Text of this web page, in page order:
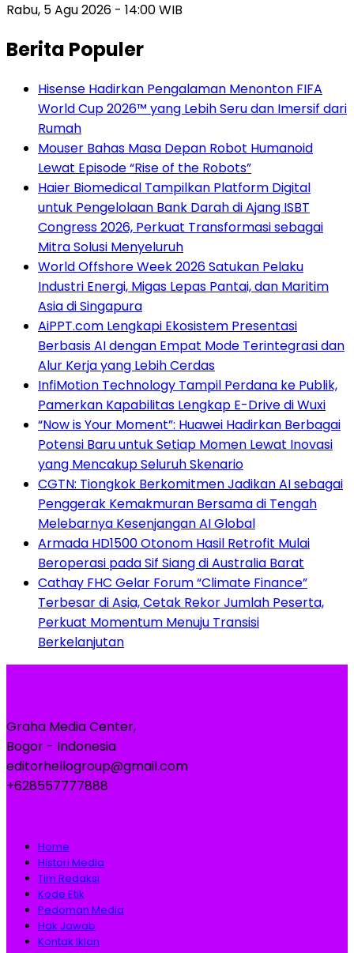
Rabu, 5 Agu 2026 - 14:00 WIB
Berita Populer
Hisense Hadirkan Pengalaman Menonton FIFA
World Cup 2026™ yang Lebih Seru dan Imersif dari
Rumah
Mouser Bahas Masa Depan Robot Humanoid
Lewat Episode “Rise of the Robots”
Haier Biomedical Tampilkan Platform Digital
untuk Pengelolaan Bank Darah di Ajang ISBT
Congress 2026, Perkuat Transformasi sebagai
Mitra Solusi Menyeluruh
World Offshore Week 2026 Satukan Pelaku
Industri Energi, Migas Lepas Pantai, dan Maritim
Asia di Singapura
AiPPT.com Lengkapi Ekosistem Presentasi
Berbasis AI dengan Empat Mode Terintegrasi dan
Alur Kerja yang Lebih Cerdas
InfiMotion Technology Tampil Perdana ke Publik,
Pamerkan Kapabilitas Lengkap E-Drive di Wuxi
“Now is Your Moment”: Huawei Hadirkan Berbagai
Potensi Baru untuk Setiap Momen Lewat Inovasi
yang Mencakup Seluruh Skenario
CGTN: Tiongkok Berkomitmen Jadikan AI sebagai
Penggerak Kemakmuran Bersama di Tengah
Melebarnya Kesenjangan AI Global
Armada HD1500 Otonom Hasil Retrofit Mulai
Beroperasi pada Sif Siang di Australia Barat
Cathay FHC Gelar Forum “Climate Finance”
Terbesar di Asia, Cetak Rekor Jumlah Peserta,
Perkuat Momentum Menuju Transisi
Berkelanjutan
Graha Media Center,
Bogor - Indonesia
editorhellogroup@gmail.com
+628557777888
Home
Histori Media
Tim Redaksi
Kode Etik
Pedoman Media
Hak Jawab
Kontak Iklan